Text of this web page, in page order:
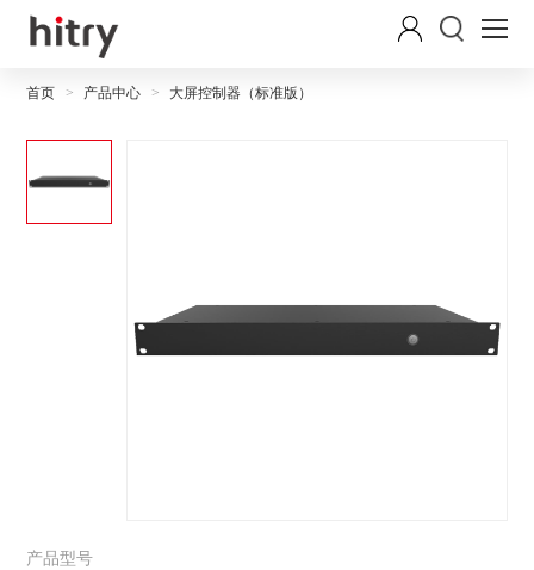
首页 > 产品中心 > 大屏控制器（标准版）
产品型号